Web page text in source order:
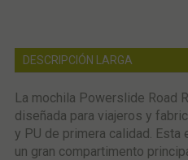
DESCRIPCIÓN LARGA
La mochila Powerslide Road
diseñada para viajeros y
y PU de primera calidad.
un gran compartimento